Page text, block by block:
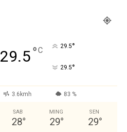
29.5°C 29.5°
29.5°
3.6kmh 83 %
SAB
28°
MING
29°
SEN
29°